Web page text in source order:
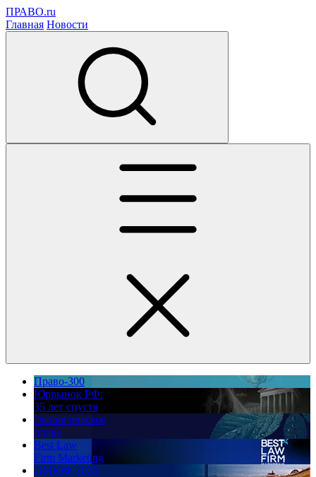
ПРАВО.ru
Главная Новости
Право-300
Юррынок РФ:
35 лет спустя
Экологическое
право
Best Law
Firm Marketing
ПМЮФ 2026